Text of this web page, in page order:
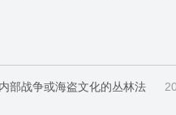
部战争或海盗文化的丛林法